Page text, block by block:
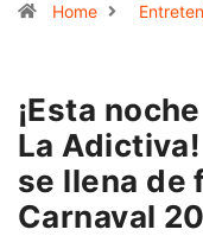
Home
¡Esta
La
se llena de
Carnaval